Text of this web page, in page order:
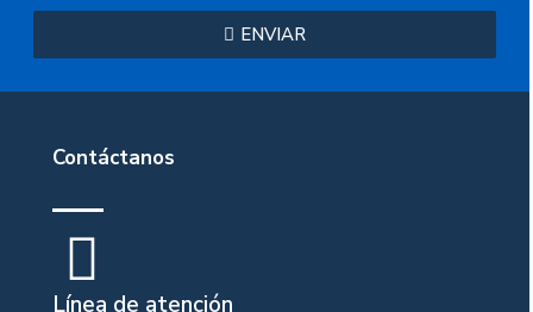
ENVIAR
Contáctanos
Línea de atención